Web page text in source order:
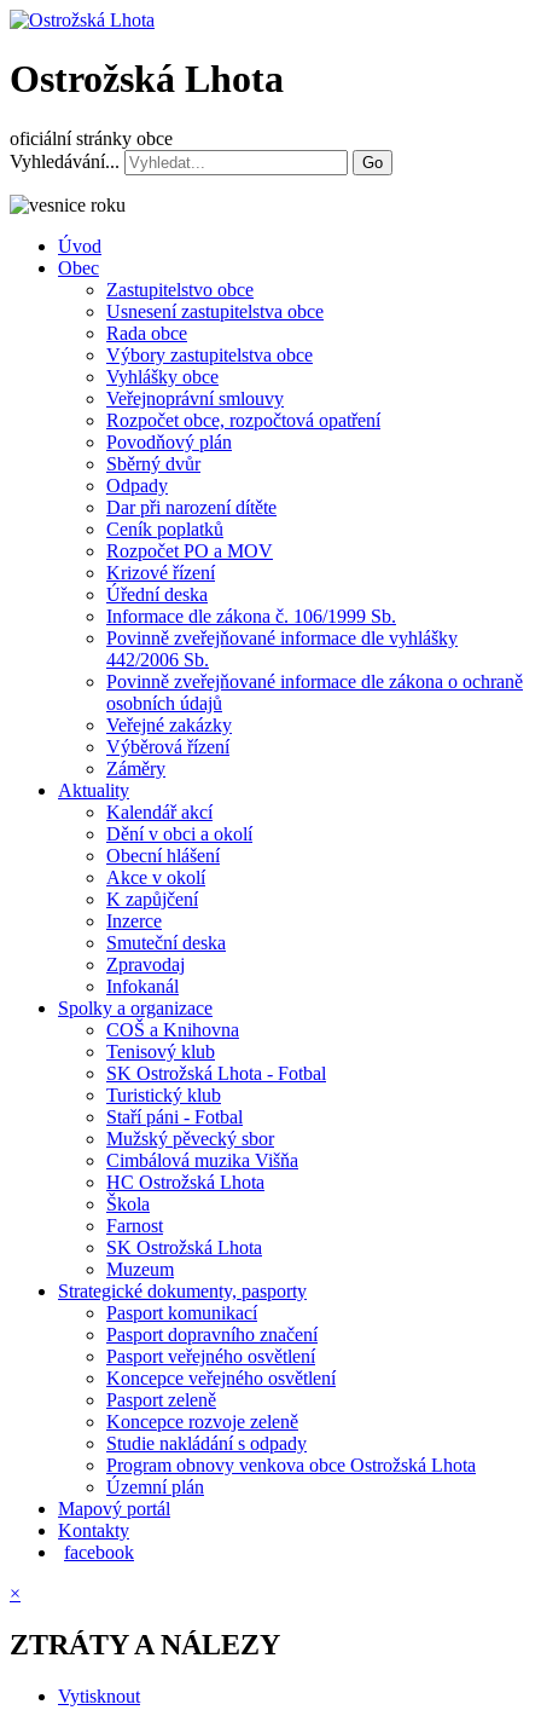
Ostrožská Lhota
oficiální stránky obce
Vyhledávání...
Go
Úvod
Obec
Zastupitelstvo obce
Usnesení zastupitelstva obce
Rada obce
Výbory zastupitelstva obce
Vyhlášky obce
Veřejnoprávní smlouvy
Rozpočet obce, rozpočtová opatření
Povodňový plán
Sběrný dvůr
Odpady
Dar při narození dítěte
Ceník poplatků
Rozpočet PO a MOV
Krizové řízení
Úřední deska
Informace dle zákona č. 106/1999 Sb.
Povinně zveřejňované informace dle vyhlášky
442/2006 Sb.
Povinně zveřejňované informace dle zákona o ochraně
osobních údajů
Veřejné zakázky
Výběrová řízení
Záměry
Aktuality
Kalendář akcí
Dění v obci a okolí
Obecní hlášení
Akce v okolí
K zapůjčení
Inzerce
Smuteční deska
Zpravodaj
Infokanál
Spolky a organizace
COŠ a Knihovna
Tenisový klub
SK Ostrožská Lhota - Fotbal
Turistický klub
Staří páni - Fotbal
Mužský pěvecký sbor
Cimbálová muzika Višňa
HC Ostrožská Lhota
Škola
Farnost
SK Ostrožská Lhota
Muzeum
Strategické dokumenty, pasporty
Pasport komunikací
Pasport dopravního značení
Pasport veřejného osvětlení
Koncepce veřejného osvětlení
Pasport zeleně
Koncepce rozvoje zeleně
Studie nakládání s odpady
Program obnovy venkova obce Ostrožská Lhota
Územní plán
Mapový portál
Kontakty
facebook
×
ZTRÁTY A NÁLEZY
Vytisknout